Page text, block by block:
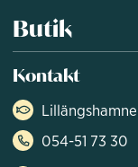
Butik
Kontakt
054-51 73 30